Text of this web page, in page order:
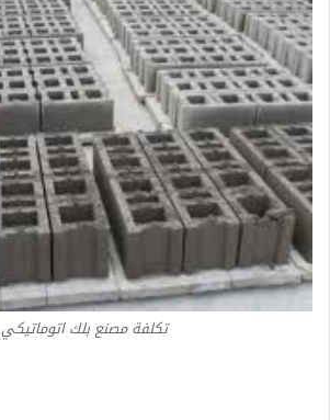
تكلفة مصنع بلك اتوماتيكي